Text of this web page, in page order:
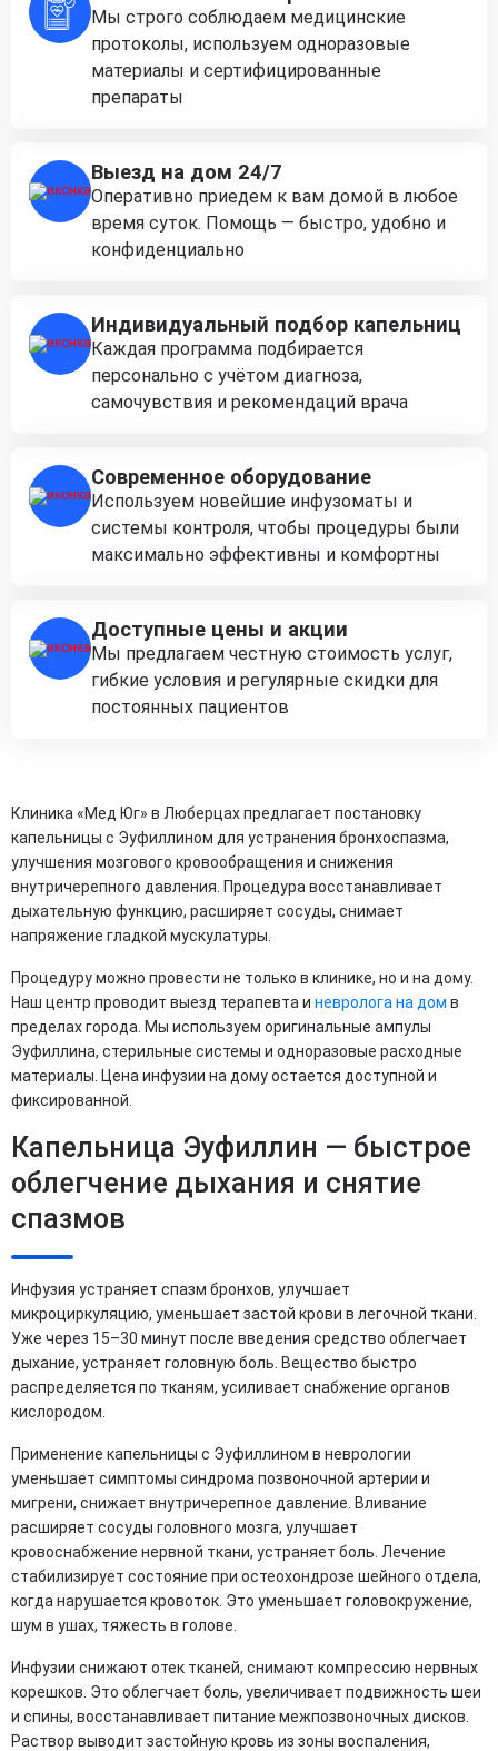
Мы строго соблюдаем медицинские
протоколы, используем одноразовые
материалы и сертифицированные
препараты
Выезд на дом 24/7
Оперативно приедем к вам домой в любое
время суток. Помощь — быстро, удобно и
конфиденциально
Индивидуальный подбор капельниц
Каждая программа подбирается
персонально с учётом диагноза,
самочувствия и рекомендаций врача
Современное оборудование
Используем новейшие инфузоматы и
системы контроля, чтобы процедуры были
максимально эффективны и комфортны
Доступные цены и акции
Мы предлагаем честную стоимость услуг,
гибкие условия и регулярные скидки для
постоянных пациентов
Клиника «Мед Юг» в Люберцах предлагает постановку
капельницы с Эуфиллином для устранения бронхоспазма,
улучшения мозгового кровообращения и снижения
внутричерепного давления. Процедура восстанавливает
дыхательную функцию, расширяет сосуды, снимает
напряжение гладкой мускулатуры.
Процедуру можно провести не только в клинике, но и на дому.
Наш центр проводит выезд терапевта и невролога на дом в
пределах города. Мы используем оригинальные ампулы
Эуфиллина, стерильные системы и одноразовые расходные
материалы. Цена инфузии на дому остается доступной и
фиксированной.
Капельница Эуфиллин — быстрое
облегчение дыхания и снятие
спазмов
Инфузия устраняет спазм бронхов, улучшает
микроциркуляцию, уменьшает застой крови в легочной ткани.
Уже через 15–30 минут после введения средство облегчает
дыхание, устраняет головную боль. Вещество быстро
распределяется по тканям, усиливает снабжение органов
кислородом.
Применение капельницы с Эуфиллином в неврологии
уменьшает симптомы синдрома позвоночной артерии и
мигрени, снижает внутричерепное давление. Вливание
расширяет сосуды головного мозга, улучшает
кровоснабжение нервной ткани, устраняет боль. Лечение
стабилизирует состояние при остеохондрозе шейного отдела,
когда нарушается кровоток. Это уменьшает головокружение,
шум в ушах, тяжесть в голове.
Инфузии снижают отек тканей, снимают компрессию нервных
корешков. Это облегчает боль, увеличивает подвижность шеи
и спины, восстанавливает питание межпозвоночных дисков.
Раствор выводит застойную кровь из зоны воспаления,